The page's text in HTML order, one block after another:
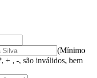
(Mínimo
+ , -, são inválidos, bem